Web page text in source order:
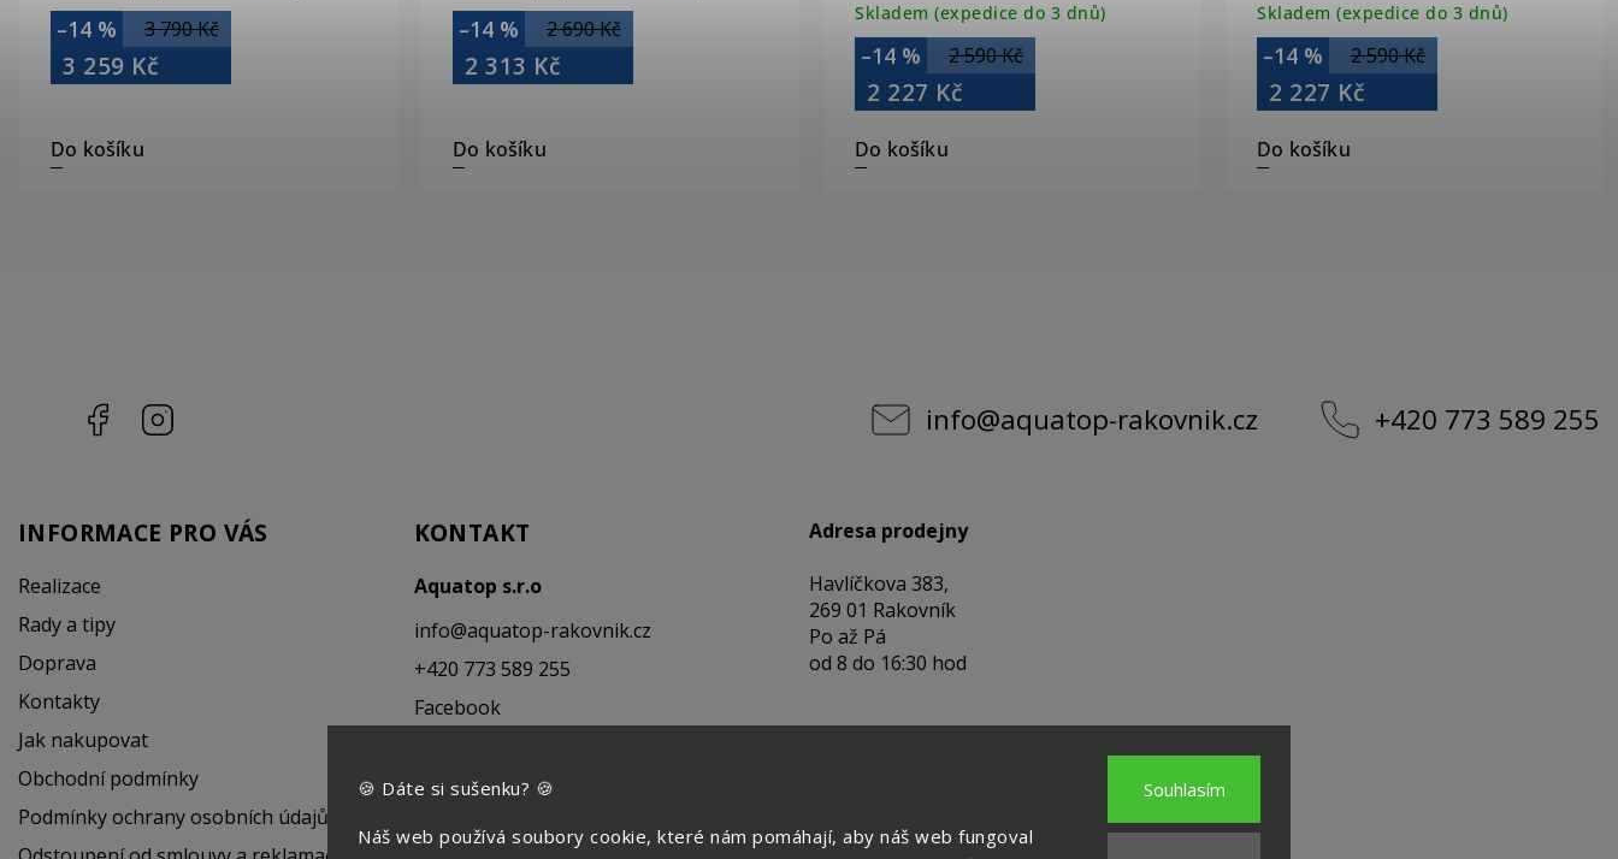
🍪 Dáte si sušenku? 🍪
Náš web používá soubory cookie, které nám pomáhají, aby náš web fungoval
Souhlasím
3 790 Kč
–14 %
3 259 Kč
Do košíku
2 690 Kč
–14 %
2 313 Kč
Do košíku
Skladem (expedice do 3 dnů)
2 590 Kč
–14 %
2 227 Kč
Do košíku
Skladem (expedice do 3 dnů)
2 590 Kč
–14 %
2 227 Kč
Do košíku
Facebook info@aquatop-rakovnik.cz +420 773 589 255
INFORMACE PRO VÁS
Realizace
Rady a tipy
Doprava
Kontakty
Jak nakupovat
Obchodní podmínky
Podmínky ochrany osobních údajů
KONTAKT
Aquatop s.r.o
info@aquatop-rakovnik.cz
+420 773 589 255
Facebook
Adresa prodejny
Havlíčkova 383,
269 01 Rakovník
Po až Pá
od 8 do 16:30 hod